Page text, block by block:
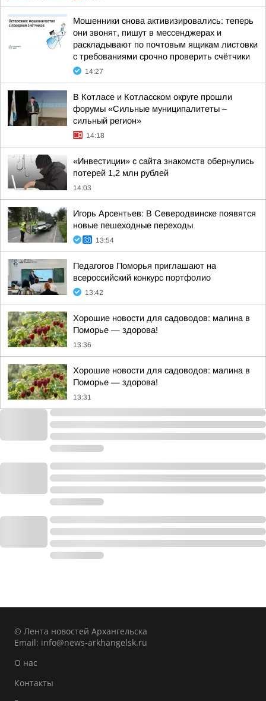
Мошенники снова активизировались: теперь
они звонят, пишут в мессенджерах и
раскладывают по почтовым ящикам листовки
с требованиями срочно проверить счётчики
14:27
В Котласе и Котласском округе прошли
форумы «Сильные муниципалитеты –
сильный регион»
14:18
«Инвестиции» с сайта знакомств обернулись
потерей 1,2 млн рублей
14:03
Игорь Арсентьев: В Северодвинске появятся
новые пешеходные переходы
13:54
Педагогов Поморья приглашают на
всероссийский конкурс портфолио
13:42
Хорошие новости для садоводов: малина в
Поморье — здорова!
13:36
Хорошие новости для садоводов: малина в
Поморье — здорова!
13:31
© Лента новостей Архангельска
Email: info@news-arkhangelsk.ru
О нас
Контакты